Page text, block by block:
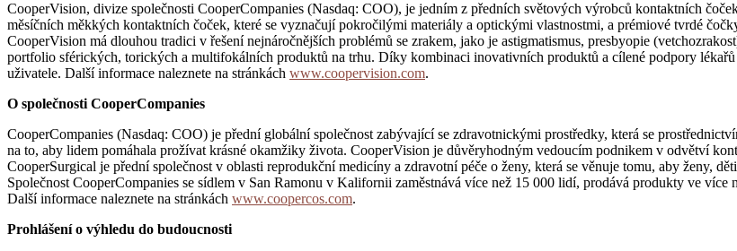
CooperVision, divize společnosti CooperCompanies (Nasdaq: COO), je jedním z předních světových výrobců kontaktních
měsíčních měkkých kontaktních čoček, které se vyznačují pokročilými materiály a optickými vlastnostmi, a prémiové tvrdé
CooperVision má dlouhou tradici v řešení nejnáročnějších problémů se zrakem, jako je astigmatismus, presbyopie
portfolio sférických, torických a multifokálních produktů na trhu. Díky kombinaci inovativních produktů a cílené podpory
uživatele. Další informace naleznete na stránkách www.coopervision.com.
O společnosti CooperCompanies
CooperCompanies (Nasdaq: COO) je přední globální společnost zabývající se zdravotnickými prostředky, která se
na to, aby lidem pomáhala prožívat krásné okamžiky života. CooperVision je důvěryhodným vedoucím podnikem v odvětví
CooperSurgical je přední společnost v oblasti reprodukční medicíny a zdravotní péče o ženy, která se věnuje tomu, aby ženy,
Společnost CooperCompanies se sídlem v San Ramonu v Kalifornii zaměstnává více než 15 000 lidí, prodává produkty ve
Další informace naleznete na stránkách www.coopercos.com.
Prohlášení o výhledu do budoucnosti